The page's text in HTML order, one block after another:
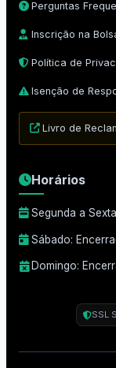
Perguntas
Inscrição na
Política de
Isenção de
Livro de
Horários
Segunda a
Sábado:
Domingo:
SSL